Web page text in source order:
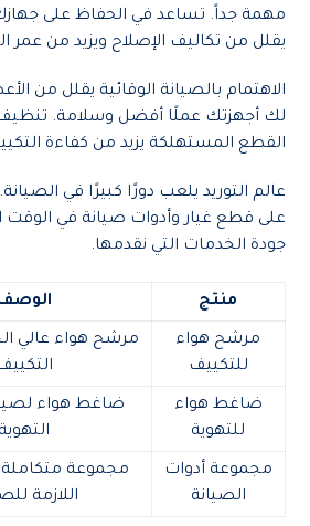
مهمة جداً. تساعد في الحفاظ على
يقلل من تكاليف الإصلاح ويزيد من عمر
الاهتمام بالصيانة الوقائية يقلل من
لك أجهزتك عملًا أفضل وسلامة. تنظيف
القطع المستهلكة يزيد من كفاءة
عالم التوريد يلعب دورًا كبيرًا في
على قطع غيار وأدوات صيانة في الوقت
جودة الخدمات التي نقدمها.
منتج
مرشح هواء
للتكييف
مرشح هواء عالي
ضاغط هواء
للتهوية
ضاغط هواء
التهوية
مجموعة أدوات
الصيانة
مجموعة متكاملة
اللازمة